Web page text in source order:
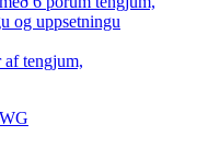
tengjum,